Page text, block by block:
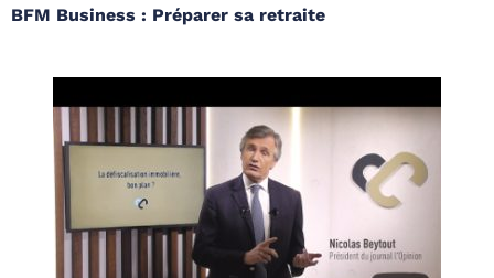
BFM Business : Préparer sa retraite